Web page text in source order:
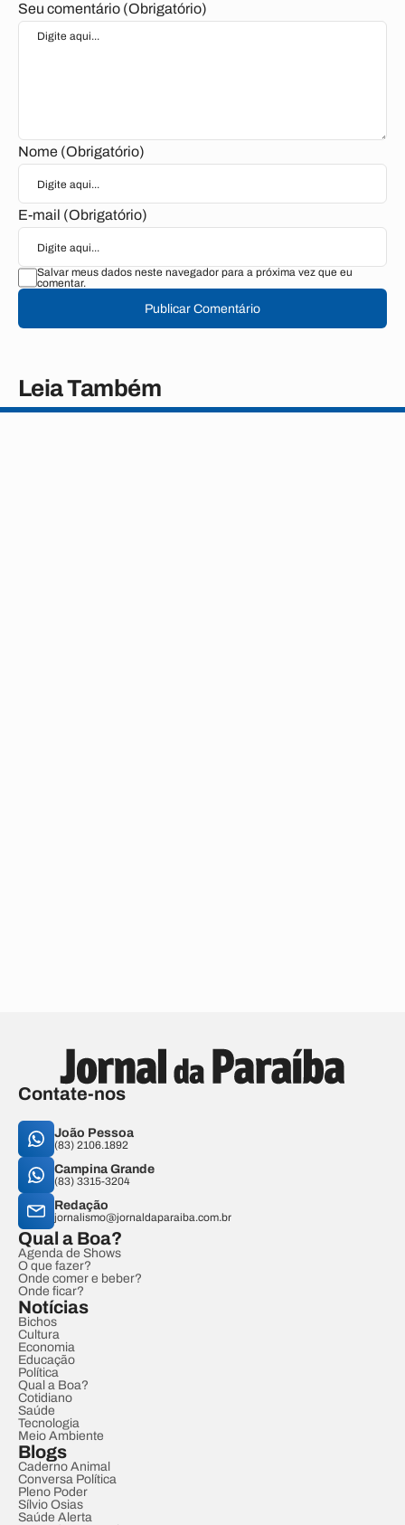
Seu comentário (Obrigatório)
Nome (Obrigatório)
E-mail (Obrigatório)
Salvar meus dados neste navegador para a próxima vez que eu
comentar.
Publicar Comentário
Leia Também
Contate-nos
João Pessoa
(83) 2106.1892
Campina Grande
(83) 3315-3204
Redação
jornalismo@jornaldaparaiba.com.br
Qual a Boa?
Agenda de Shows
O que fazer?
Onde comer e beber?
Onde ficar?
Notícias
Bichos
Cultura
Economia
Educação
Política
Qual a Boa?
Cotidiano
Saúde
Tecnologia
Meio Ambiente
Blogs
Caderno Animal
Conversa Política
Pleno Poder
Sílvio Osias
Saúde Alerta